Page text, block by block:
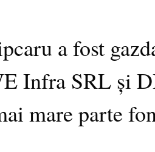
a fost
Infra SRL și
mare parte